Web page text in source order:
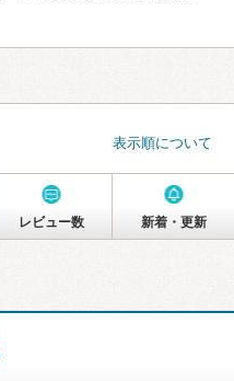
表示順について
レビュー数 新着・更新